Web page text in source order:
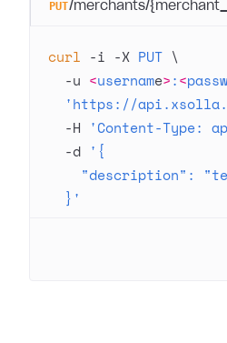
PUT/merchants/
curl -i -X PUT \
  -u
<username>:<
'https://
  -H
'Content-Type:
  -d
'{
"description":
  }'